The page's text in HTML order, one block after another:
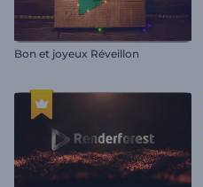
Bon et joyeux Réveillon